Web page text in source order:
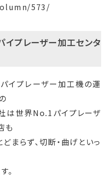
573/
イプレーザー加工センタ
イプレーザー加工機の運
は世界No.1パイプレーザ
も
まらず、切断・曲げといっ
。